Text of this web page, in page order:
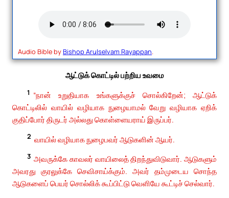
Audio Bible byBishop Arulselvam Rayappan.
ஆட்டுக் கொட்டில் பற்றிய உவமை
1 “நான் உறுதியாக உங்களுக்குச் சொல்கிறேன்; ஆட்டுக்
கொட்டிலில் வாயில் வழியாக நுழையாமல் வேறு வழியாக ஏறிக்
குதிப்போர் திருடர் அல்லது கொள்ளையராய் இருப்பர்.
2 வாயில் வழியாக நுழைபவர் ஆடுகளின் ஆயர்.
3 அவருக்கே காவலர் வாயிலைத் திறந்துவிடுவார். ஆடுகளும்
அவரது குரலுக்கே செவிசாய்க்கும். அவர் தம்முடைய சொந்த
ஆடுகளைப் பெயர் சொல்லிக் கூப்பிட்டு வெளியே கூட்டிச் செல்வார்.